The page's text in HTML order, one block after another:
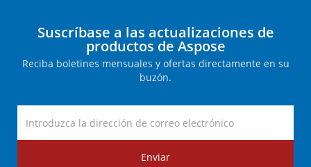
Suscríbase a las actualizaciones de
productos de Aspose
Reciba boletines mensuales y ofertas directamente en su
buzón.
Enviar